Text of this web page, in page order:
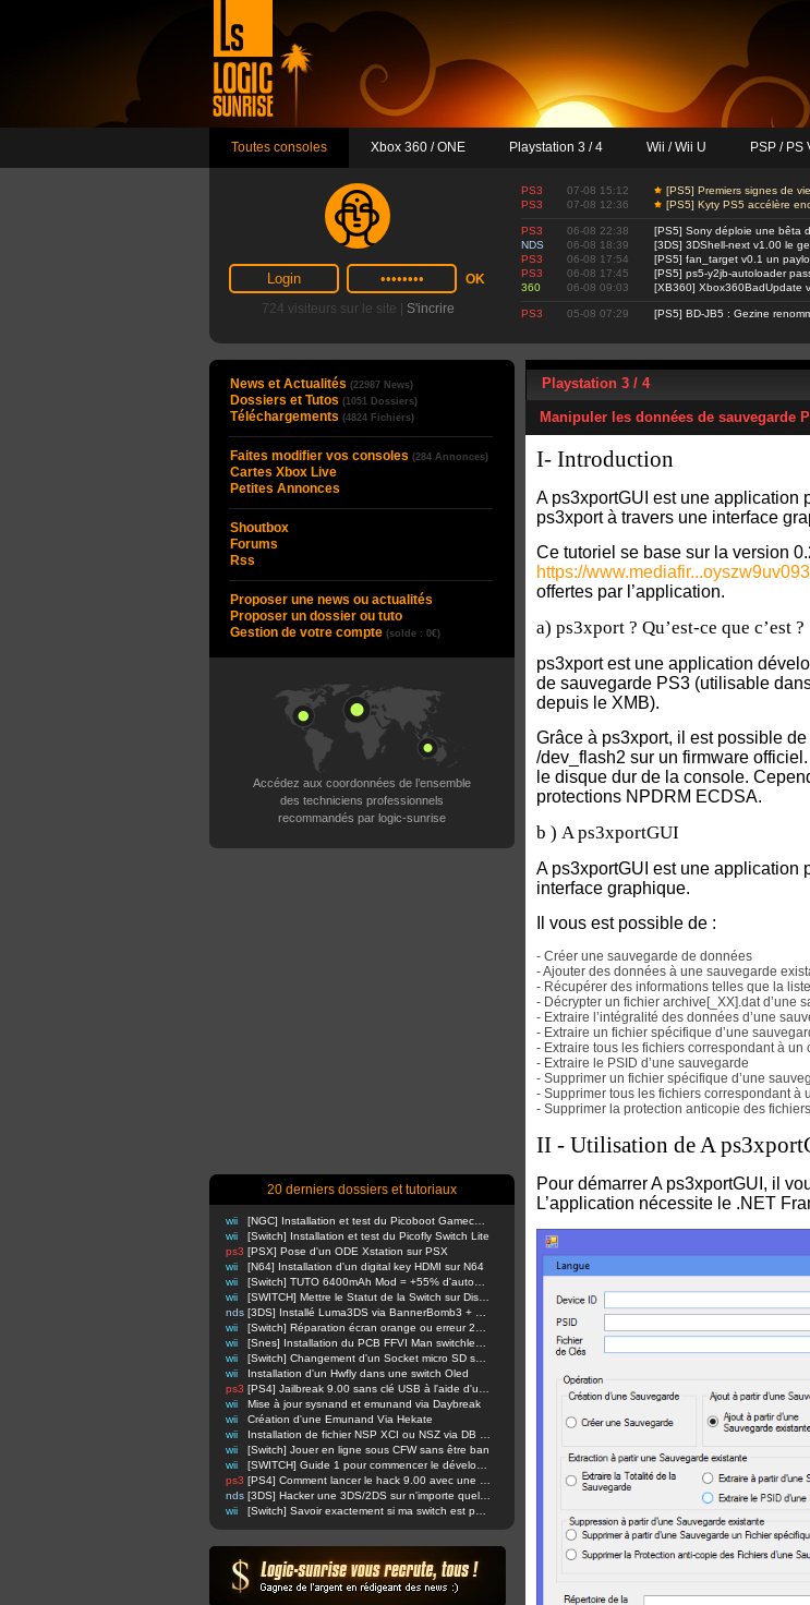
Toutes consoles Xbox 360 / ONE Playstation 3 / 4 Wii / Wii U PSP / PS
724 visiteurs sur le site | S'incrire
PS3 07-08 15:12
[PS5] Premiers signes de
PS3
07-08 12:36 [PS5] Kyty PS5 accélère
PS3 06-08 22:38
[PS5] Sony déploie une bêta
NDS
06-08 18:39
[3DS] 3DShell-next v1.00 le
PS3
06-08 17:54
[PS5] fan_target v0.1 un
PS3
06-08 17:45
[PS5] ps5-y2jb-autoloader
360
06-08 09:03 [XB360] Xbox360BadUpdate
PS3 05-08 07:29 [PS5] BD-JB5 : Gezine
News et Actualités (22987 News)
Dossiers et Tutos (1051 Dossiers)
Téléchargements (4824 Fichiers)
Faites modifier vos consoles (284 Annonces)
Cartes Xbox Live
Petites Annonces
Shoutbox
Forums
Rss
Proposer une news ou actualités
Proposer un dossier ou tuto
Gestion de votre compte (solde : 0€)
Accédez aux coordonnées de l’ensemble
des techniciens professionnels
recommandés par logic-sunrise
20 derniers dossiers et tutoriaux
wii
wii
[Switch] Installation et test du Picofly Switch Lite
ps3 [PSX] Pose d'un ODE Xstation sur PSX
wii
[N64] Installation d'un digital key HDMI sur N64
wii
wii
nds
wii
wii
wii
wii
Installation d'un Hwfly dans une switch Oled
ps3
wii
Mise à jour sysnand et emunand via Daybreak
wii
Création d'une Emunand Via Hekate
wii
wii
[Switch] Jouer en ligne sous CFW sans être ban
wii
ps3
nds
wii
Playstation 3 / 4
Manipuler les données de sauvegarde
I- Introduction
A ps3xportGUI est une application
ps3xport à travers une interface
Ce tutoriel se base sur la version
https://
offertes par l’application.
a) ps3xport ? Qu’est-ce que c’est ?
ps3xport est une application
de sauvegarde PS3 (utilisable
depuis le XMB).
Grâce à ps3xport, il est possible
/dev_flash2 sur un firmware
le disque dur de la console.
protections NPDRM ECDSA.
b ) A ps3xportGUI
A ps3xportGUI est une application
interface graphique.
Il vous est possible de :
- Créer une sauvegarde de données
- Ajouter des données à une sauvegarde
- Récupérer des informations telles que la
- Décrypter un fichier archive[_XX].dat d’une
- Extraire l’intégralité des données d’une
- Extraire un fichier spécifique d’une
- Extraire tous les fichiers correspondant à un
- Extraire le PSID d’une sauvegarde
- Supprimer un fichier spécifique d’une
- Supprimer tous les fichiers correspondant à
- Supprimer la protection anticopie des
II - Utilisation de A
Pour démarrer A ps3xportGUI, il
L’application nécessite le .NET